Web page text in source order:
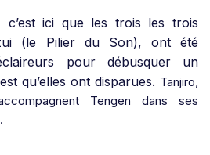
c’est ici que les trois les trois
(le Pilier du Son), ont été
pour débusquer un
qu’elles ont disparues. Tanjiro,
Tengen dans ses